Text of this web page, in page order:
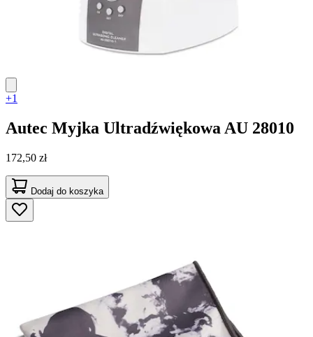
+1
Autec Myjka Ultradźwiękowa AU 28010
172,50 zł
Dodaj do koszyka